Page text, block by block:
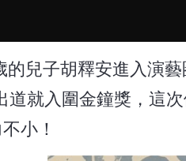
兒子胡釋安進入演
道就入圍金鐘獎，這
小！